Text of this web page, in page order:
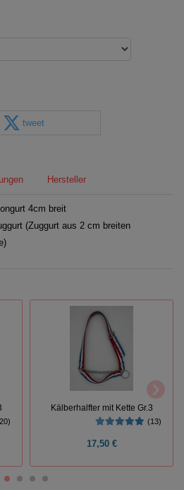
tweet
Hersteller
4cm breit
(Zuggurt aus 2 cm breiten
Kälberhalfter mit Kette Gr.3
(13)
17,50 €